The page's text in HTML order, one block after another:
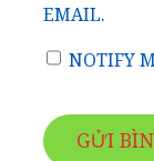
EMAIL.
NOTIFY